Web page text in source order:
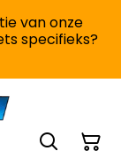
van onze
specifieks?